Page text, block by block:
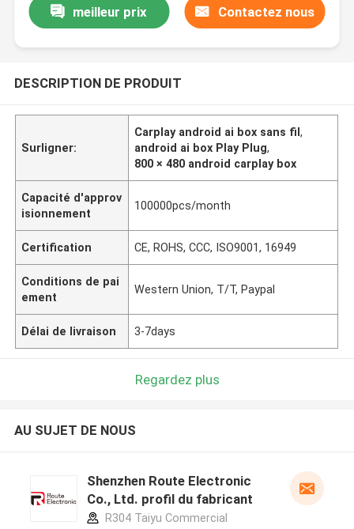
meilleur prix Contactez nous
DESCRIPTION DE PRODUIT
Surligner:
Carplay android ai box sans fil,
android ai box Play Plug,
800 × 480 android carplay box
Capacité d'approv
isionnement
100000pcs/month
Certification CE, ROHS, CCC, ISO9001, 16949
Conditions de pai
ement
Western Union, T/T, Paypal
Délai de livraison 3-7days
Regardez plus
AU SUJET DE NOUS
Shenzhen Route Electronic
Co., Ltd. profil du fabricant
R304 Taiyu Commercial